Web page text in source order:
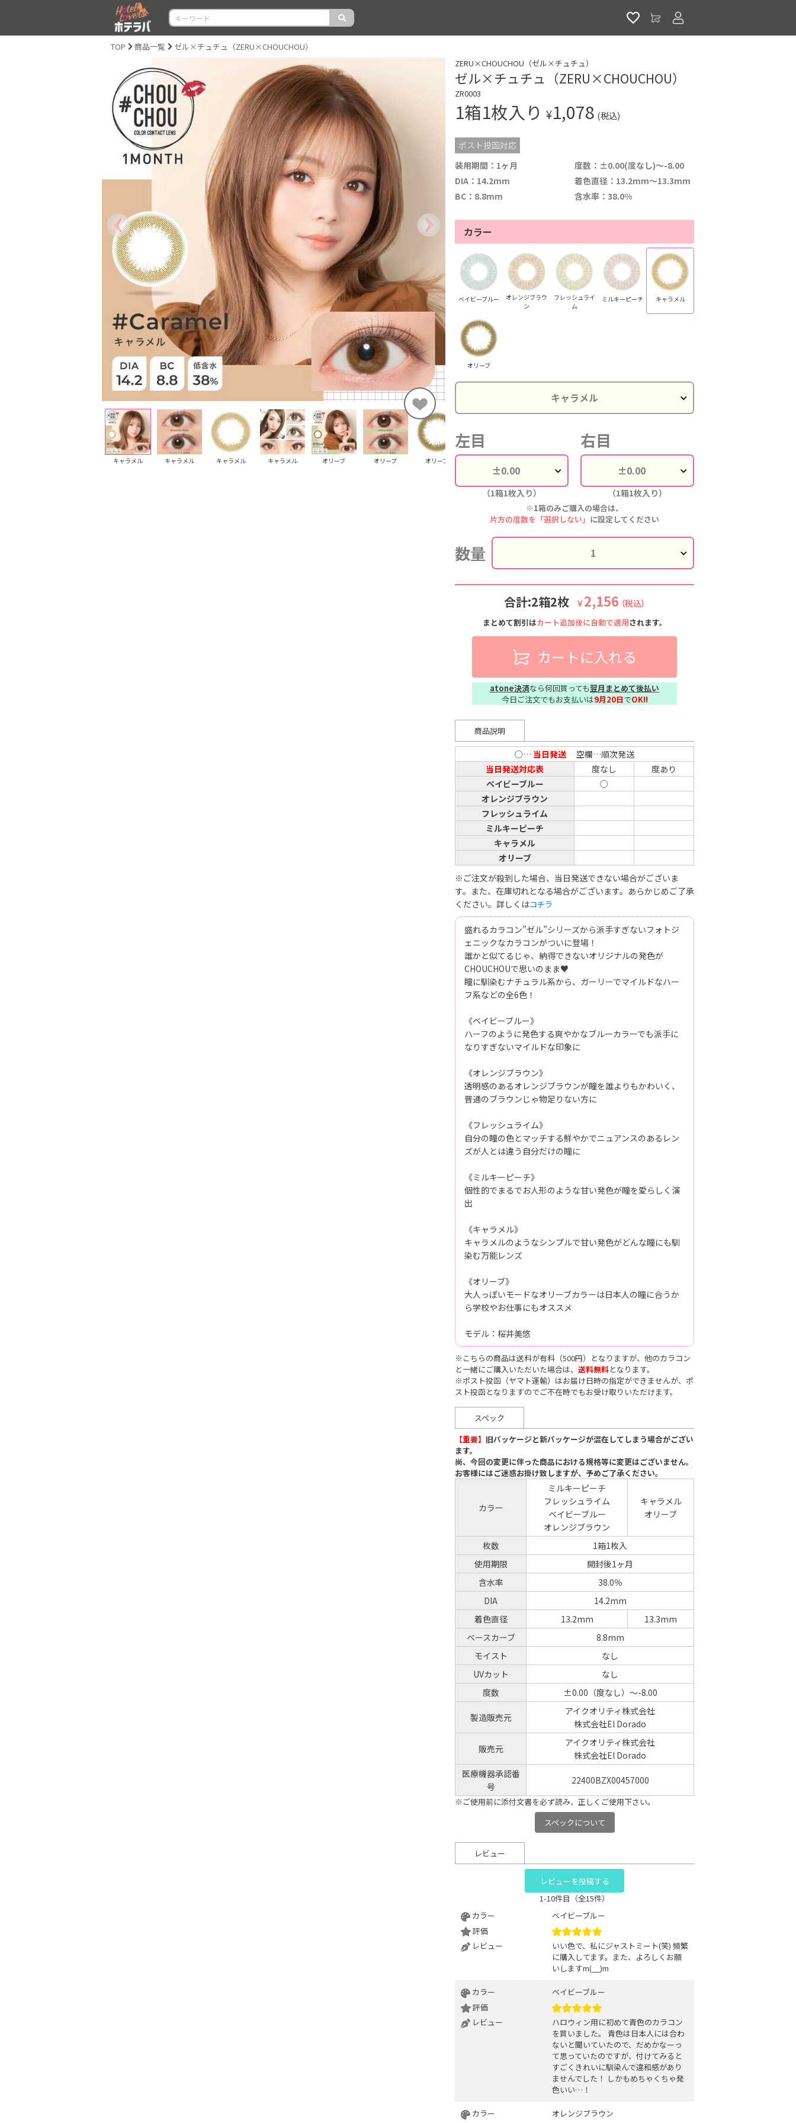
TOP 商品一覧 ゼル×チュチュ（ZERU×CHOUCHOU）
キャラメル キャラメル キャラメル キャラメル オリーブ オリーブ オリーブ
ZERU×CHOUCHOU（ゼル×チュチュ）
ゼル×チュチュ（ZERU×CHOUCHOU）
ZR0003
1箱1枚入り ¥1,078 (税込)
ポスト投函対応
装用期間：1ヶ月
度数：±0.00(度なし)～-8.00
DIA：14.2mm
着色直径：13.2mm〜13.3mm
BC：8.8mm
含水率：38.0%
カラー
ベイビーブルー
オレンジブラウ
ン
フレッシュライ
ム
ミルキーピーチ キャラメル
オリーブ
左目
（1箱1枚入り）
右目
（1箱1枚入り）
※1箱のみご購入の場合は、
片方の度数を「選択しない」 に設定してください
数量
合計:2箱2枚 ￥2,156 （税込）
まとめて割引はカート追加後に自動で適用されます。
カートに入れる
atone決済なら何回買っても翌月まとめて後払い
今日ご注文でもお支払いは9月20日でOK!!
商品説明
○… 当日発送
空欄…順次発送
当日発送対応表
度なし
度あり
ベイビーブルー
○
オレンジブラウン
フレッシュライム
ミルキーピーチ
キャラメル
オリーブ
※ご注文が殺到した場合、当日発送できない場合がございま
す。また、在庫切れとなる場合がございます。あらかじめご了承
ください。詳しくはコチラ
盛れるカラコン”ゼル”シリーズから派手すぎないフォトジ
ェニックなカラコンがついに登場！
誰かと似てるじゃ、納得できないオリジナルの発色が
CHOUCHOUで思いのまま♥
瞳に馴染むナチュラル系から、ガーリーでマイルドなハー
フ系などの全6色！
《ベイビーブルー》
ハーフのように発色する爽やかなブルーカラーでも派手に
なりすぎないマイルドな印象に
《オレンジブラウン》
透明感のあるオレンジブラウンが瞳を誰よりもかわいく、
普通のブラウンじゃ物足りない方に
《フレッシュライム》
自分の瞳の色とマッチする鮮やかでニュアンスのあるレン
ズが人とは違う自分だけの瞳に
《ミルキーピーチ》
個性的でまるでお人形のような甘い発色が瞳を愛らしく演
出
《キャラメル》
キャラメルのようなシンプルで甘い発色がどんな瞳にも馴
染む万能レンズ
《オリーブ》
大人っぽいモードなオリーブカラーは日本人の瞳に合うか
ら学校やお仕事にもオススメ
モデル：桜井美悠
※こちらの商品は送料が有料（500円）となりますが、他のカラコン
と一緒にご購入いただいた場合は、 送料無料となります。
※ポスト投函（ヤマト運輸）はお届け日時の指定ができませんが、ポ
スト投函となりますのでご不在時でもお受け取りいただけます。
スペック
【重要】 旧パッケージと新パッケージが混在してしまう場合がござい
ます。
尚、今回の変更に伴った商品における規格等に変更はございません。
お客様にはご迷惑お掛け致しますが、予めご了承ください。
カラー
ミルキーピーチ
フレッシュライム
ベイビーブルー
オレンジブラウン
キャラメル
オリーブ
枚数
1箱1枚入
使用期限
開封後1ヶ月
含水率
38.0％
DIA
14.2mm
着色直径
13.2mm
13.3mm
ベースカーブ
8.8mm
モイスト
なし
UVカット
なし
度数
±0.00（度なし）～-8.00
製造販売元
アイクオリティ株式会社
株式会社El Dorado
販売元
アイクオリティ株式会社
株式会社El Dorado
医療機器承認番
号
22400BZX00457000
※ご使用前に添付文書を必ず読み、正しくご使用下さい。
スペックについて
レビュー
レビューを投稿する
1-10件目（全15件）
カラー
ベイビーブルー
評価
レビュー
いい色で、私にジャストミート(笑) 頻繁
に購入してます。また、よろしくお願
いしますm(__)m
カラー
ベイビーブルー
評価
レビュー
ハロウィン用に初めて青色のカラコン
を買いました。 青色は日本人には合わ
ないと聞いていたので、だめかなーっ
て思っていたのですが、付けてみると
すごくきれいに馴染んで違和感があり
ませんでした！ しかもめちゃくちゃ発
色いい…！
カラー
オレンジブラウン